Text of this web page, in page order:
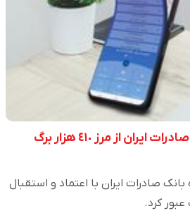
صدور «چکنو»های بانک صادرات ایران از مرز ٤١٠ هزار برگ
صادرات ایران با اعتماد و استقبال